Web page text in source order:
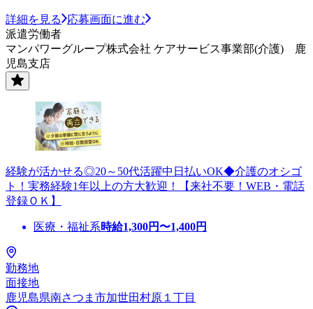
詳細を見る
応募画面に進む
派遣労働者
マンパワーグループ株式会社 ケアサービス事業部(介護) 鹿
児島支店
経験が活かせる◎20～50代活躍中日払いOK◆介護のオシゴ
ト！実務経験1年以上の方大歓迎！【来社不要！WEB・電話
登録ＯＫ】
医療・福祉系時給1,300円〜1,400円
勤務地
面接地
鹿児島県南さつま市加世田村原１丁目